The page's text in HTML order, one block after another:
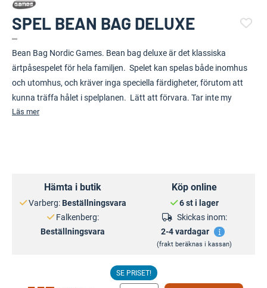
SPEL BEAN BAG DELUXE
Bean Bag Nordic Games. Bean bag deluxe är det klassiska
ärtpåsespelet för hela familjen. Spelet kan spelas både inomhus
och utomhus, och kräver inga speciella färdigheter, förutom att
kunna träffa hålet i spelplanen. Lätt att förvara. Tar inte my
Läs mer
Hämta i butik
Varberg: Beställningsvara
Falkenberg:
Beställningsvara
Köp online
6 st i lager
Skickas inom:
2-4 vardagar
(frakt beräknas i kassan)
SE PRISET!